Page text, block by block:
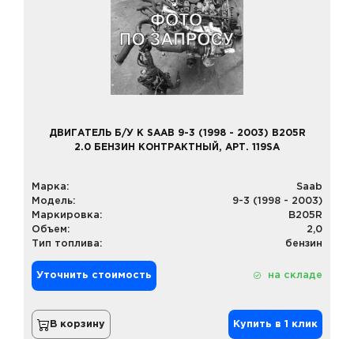
ДВИГАТЕЛЬ Б/У К SAAB 9-3 (1998 - 2003) B205R
2.0 БЕНЗИН КОНТРАКТНЫЙ, АРТ. 119SA
Марка:
Saab
Модель:
9-3 (1998 - 2003)
Маркировка:
B205R
Объем:
2,0
Тип топлива:
бензин
Уточнить стоимость на складе
В корзину Купить в 1 клик